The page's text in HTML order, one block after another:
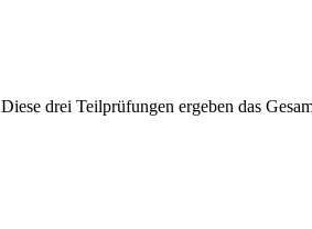
Diese drei Teilprüfungen ergeben das